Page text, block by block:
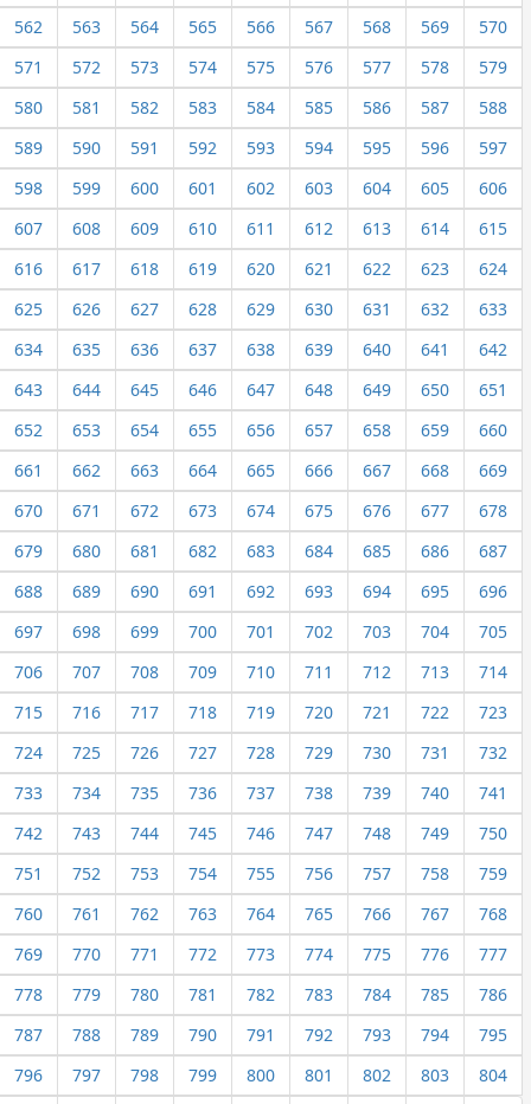
562
563 564 565 566 567 568 569
570
571
572 573 574 575 576 577 578
579
580
581 582 583 584 585 586 587
588
589
590 591 592 593 594 595 596
597
598
599 600 601 602 603 604 605
606
607
608 609 610 611 612 613 614
615
616
617 618 619 620 621 622 623
624
625
626 627 628 629 630 631 632
633
634
635 636 637 638 639 640 641
642
643
644 645 646 647 648 649 650
651
652
653 654 655 656 657 658 659
660
661
662 663 664 665 666 667 668
669
670
671 672 673 674 675 676 677
678
679
680 681 682 683 684 685 686
687
688
689 690 691 692 693 694 695
696
697
698 699 700 701 702 703 704
705
706
707 708 709 710 711 712 713
714
715
716 717 718 719 720 721 722
723
724
725 726 727 728 729 730 731
732
733
734 735 736 737 738 739 740
741
742
743 744 745 746 747 748 749
750
751
752 753 754 755 756 757 758
759
760
761 762 763 764 765 766 767
768
769
770 771 772 773 774 775 776
777
778
779 780 781 782 783 784 785
786
787
788 789 790 791 792 793 794
795
796
797 798 799 800 801 802 803 804